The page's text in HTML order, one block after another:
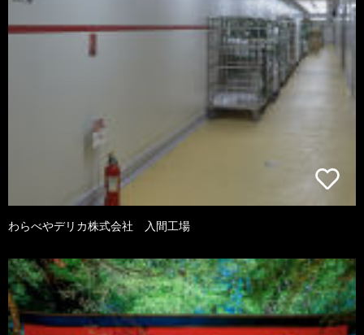
わらべやデリカ株式会社 入間工場